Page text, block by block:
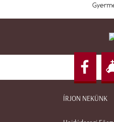
ÍRJON NEKÜNK